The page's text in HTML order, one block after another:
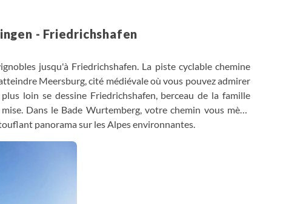
- Friedrichshafen
jusqu'à Friedrichshafen. La piste cyclable chemine
Meersburg, cité médiévale où vous pouvez admirer
loin se dessine Friedrichshafen, berceau de la famille
Dans le Bade Wurtemberg, votre chemin vous mène
panorama sur les Alpes environnantes.